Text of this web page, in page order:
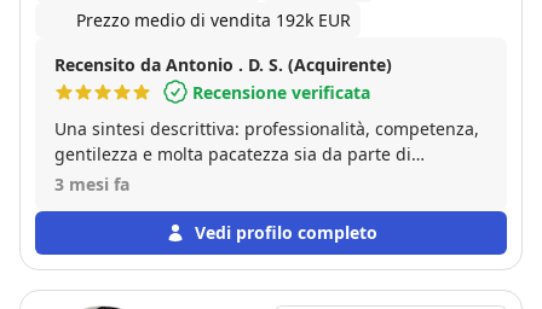
Prezzo medio di vendita 192k EUR
Recensito da Antonio . D. S. (Acquirente)
Recensione verificata
Una sintesi descrittiva: professionalità, competenza,
gentilezza e molta pacatezza sia da parte di
Alessandro sia da parte di Simone. Un’agenzia che
3 mesi fa
Vedi profilo completo